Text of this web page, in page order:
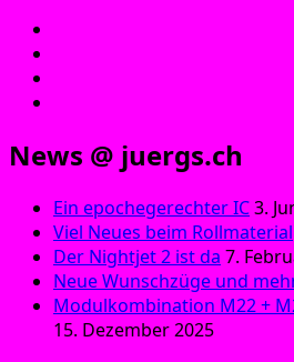
News @ juergs.ch
Ein epochegerechter IC3.
Viel Neues beim Rollmaterial
Der Nightjet 2 ist da 7.
Neue Wunschzüge und
Modulkombination M22 +
15. Dezember 2025